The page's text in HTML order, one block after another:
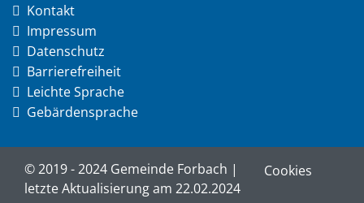
Kontakt
Impressum
Datenschutz
Barrierefreiheit
Leichte Sprache
Gebärdensprache
© 2019 - 2024 Gemeinde Forbach |
letzte Aktualisierung am 22.02.2024
Cookies